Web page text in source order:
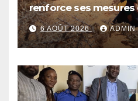
renforce ses
de réponse face à la
qui pourrait plonger
millions de personnes
alimentaire aiguë
6 AOÛT 2026 ADMIN